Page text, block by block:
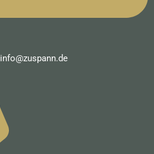
info@zuspann.de